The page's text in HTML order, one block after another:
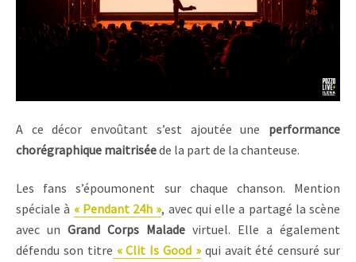
A ce décor envoûtant s’est ajoutée une performance
chorégraphique maitriséede la part de la chanteuse.
Les fans s’époumonent sur chaque chanson. Mention
spéciale à « Pendant 24h », avec qui elle a partagé la scène
avec un Grand Corps Malade virtuel. Elle a également
défendu son titre « Clit Is Good »qui avait été censuré sur